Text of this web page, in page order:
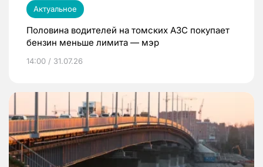
Актуальное
Половина водителей на томских АЗС покупает
бензин меньше лимита — мэр
14:00 / 31.07.26